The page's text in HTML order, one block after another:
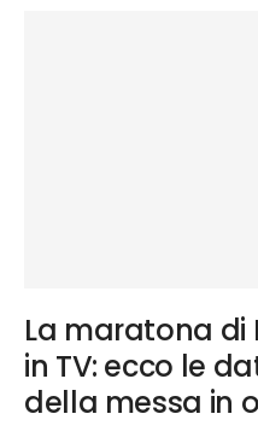
La maratona di
in TV: ecco le
della messa in